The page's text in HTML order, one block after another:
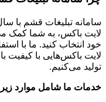
سامانه تبلیغات قشم با
لایت باکس، به شما کمک
خود انتخاب کنید. ما با
لایت باکس‌هایی با کیفیت
تولید می‌کنیم.
خدمات ما شامل موارد